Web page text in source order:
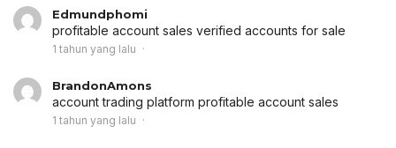
Edmundphomi
profitable account sales verified accounts for sale
1 tahun yang lalu
BrandonAmons
account trading platform profitable account sales
1 tahun yang lalu